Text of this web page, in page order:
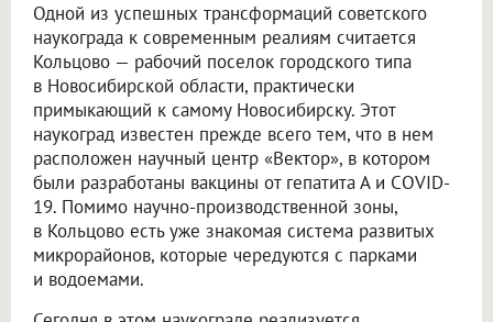
Одной из успешных трансформаций советского
наукограда к современным реалиям считается
Кольцово — рабочий поселок городского типа
в Новосибирской области, практически
примыкающий к самому Новосибирску. Этот
наукоград известен прежде всего тем, что в нем
расположен научный центр «Вектор», в котором
были разработаны вакцины от гепатита А и COVID-
19. Помимо научно-производственной зоны,
в Кольцово есть уже знакомая система развитых
микрорайонов, которые чередуются с парками
и водоемами.